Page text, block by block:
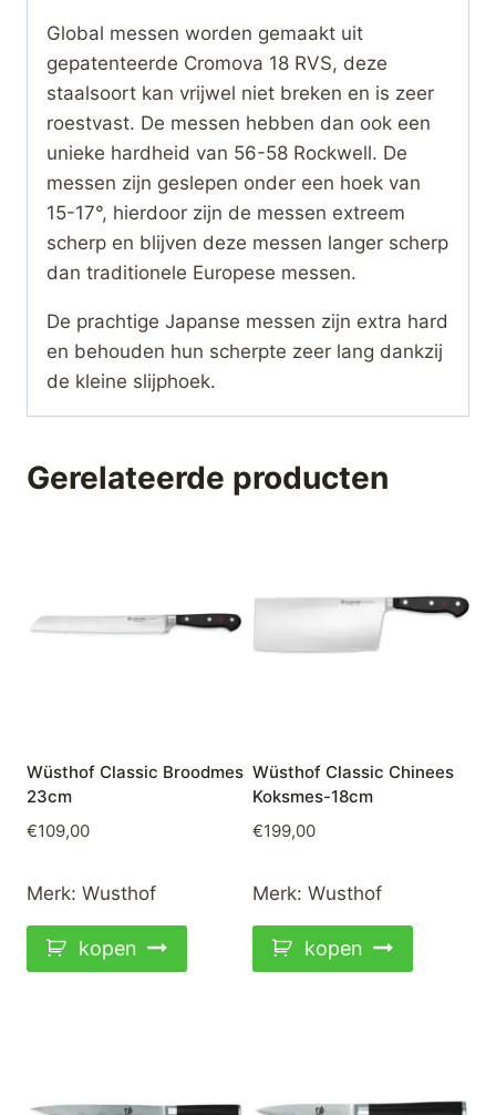
Global messen worden gemaakt uit
gepatenteerde Cromova 18 RVS, deze
staalsoort kan vrijwel niet breken en is zeer
roestvast. De messen hebben dan ook een
unieke hardheid van 56-58 Rockwell. De
messen zijn geslepen onder een hoek van
15-17°, hierdoor zijn de messen extreem
scherp en blijven deze messen langer scherp
dan traditionele Europese messen.
De prachtige Japanse messen zijn extra hard
en behouden hun scherpte zeer lang dankzij
de kleine slijphoek.
Gerelateerde producten
Wüsthof Classic Broodmes
23cm
€109,00
Merk: Wusthof
kopen
Wüsthof Classic Chinees
Koksmes-18cm
€199,00
Merk: Wusthof
kopen